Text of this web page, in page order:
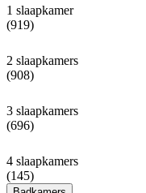
1 slaapkamer
(919)
2 slaapkamers
(908)
3 slaapkamers
(696)
4 slaapkamers
(145)